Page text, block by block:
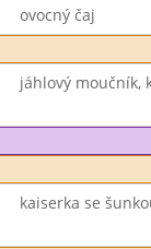
ovocný čaj
jáhlový moučník,
kaiserka se